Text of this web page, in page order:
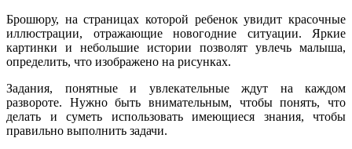
Брошюру, на страницах которой ребенок увидит красочные
иллюстрации, отражающие новогодние ситуации. Яркие
картинки и небольшие истории позволят увлечь малыша,
определить, что изображено на рисунках.
Задания, понятные и увлекательные ждут на каждом
развороте. Нужно быть внимательным, чтобы понять, что
делать и суметь использовать имеющиеся знания, чтобы
правильно выполнить задачи.